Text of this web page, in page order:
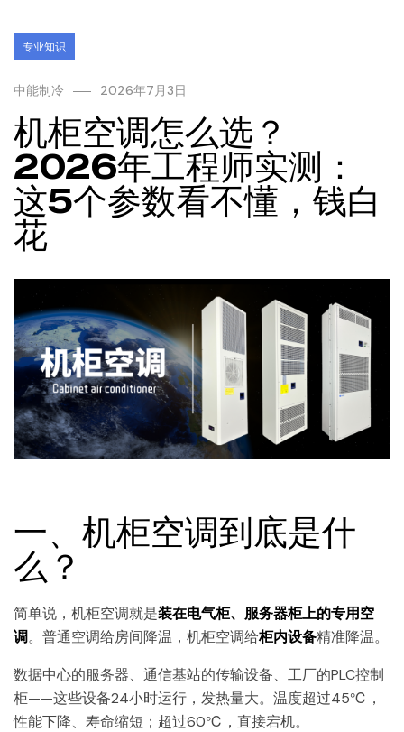
专业知识
中能制冷 2026年7月3日
机柜空调怎么选？
2026年工程师实测：
这5个参数看不懂，钱白
花
一、机柜空调到底是什
么？
简单说，机柜空调就是装在电气柜、服务器柜上的专用空
调。普通空调给房间降温，机柜空调给柜内设备精准降温。
数据中心的服务器、通信基站的传输设备、工厂的PLC控制
柜——这些设备24小时运行，发热量大。温度超过45℃，
性能下降、寿命缩短；超过60℃，直接宕机。